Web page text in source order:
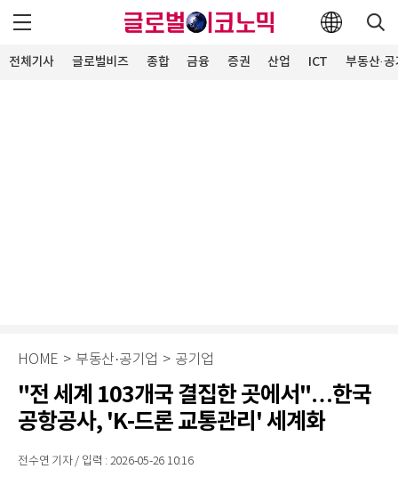
전체기사 글로벌비즈 종합 금융 증권 산업 ICT 부동산·
HOME > 부동산·공기업 > 공기업
"전 세계 103개국 결집한 곳에서"…한국
공항공사, 'K-드론 교통관리' 세계화
전수연 기자 / 입력 : 2026-05-26 10:16